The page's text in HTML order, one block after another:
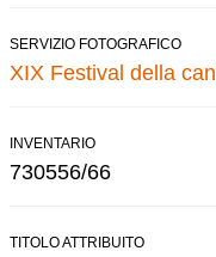
SERVIZIO FOTOGRAFICO
XIX Festival della
INVENTARIO
730556/66
TITOLO ATTRIBUITO